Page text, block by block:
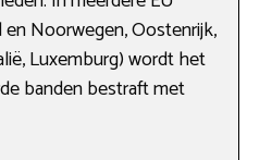
Noorwegen, Oostenrijk,
Luxemburg) wordt het
banden bestraft met